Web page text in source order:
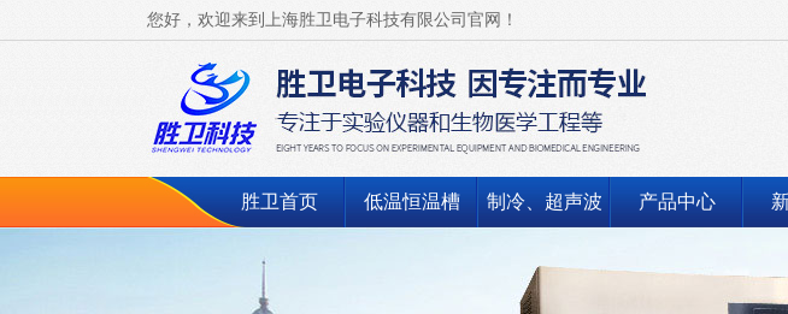
您好，欢迎来到上海胜卫电子科技有限公司官网！
胜卫首页 低温恒温槽 制冷、超声波 产品中心